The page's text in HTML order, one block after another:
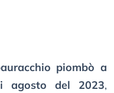
piombò a
agosto del 2023,